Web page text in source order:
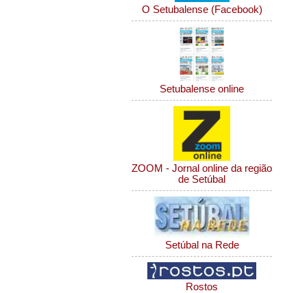
O Setubalense (Facebook)
Setubalense online
ZOOM - Jornal online da região
de Setúbal
Setúbal na Rede
Rostos